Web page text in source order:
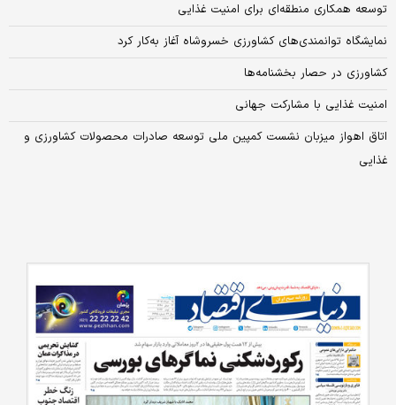
توسعه همکاری منطقه‌ای برای امنیت غذایی
نمایشگاه توانمندی‌های کشاورزی خسروشاه آغاز به‌کار کرد
کشاورزی در حصار بخشنامه‌ها
امنیت غذایی با مشارکت جهانی
اتاق اهواز میزبان نشست کمپین ملی توسعه صادرات محصولات کشاورزی و
غذایی